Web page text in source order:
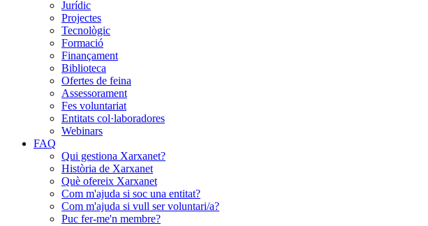
Jurídic
Projectes
Tecnològic
Formació
Finançament
Biblioteca
Ofertes de feina
Assessorament
Fes voluntariat
Entitats col·laboradores
Webinars
FAQ
Qui gestiona Xarxanet?
Història de Xarxanet
Què ofereix Xarxanet
Com m'ajuda si soc una entitat?
Com m'ajuda si vull ser voluntari/a?
Puc fer-me'n membre?